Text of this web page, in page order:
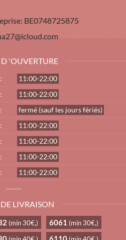
BE0748725875
D 'OUVERTURE
11:00-22:00
11:00-22:00
fermé (sauf les jours fériés)
11:00-22:00
11:00-22:00
11:00-22:00
11:00-22:00
LIVRAISON
(min 30€,) 6061 (min 30€,)